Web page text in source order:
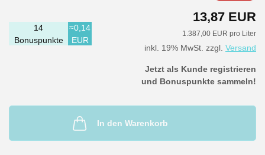
13,87 EUR
1.387,00 EUR pro Liter
inkl. 19% MwSt. zzgl. Versand
14
Bonuspunkte
≈0,14
EUR
Jetzt als Kunde registrieren
und Bonuspunkte sammeln!
In den Warenkorb